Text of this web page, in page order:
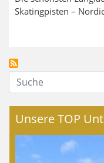
Skatingpisten –
Suche
Unsere TOP